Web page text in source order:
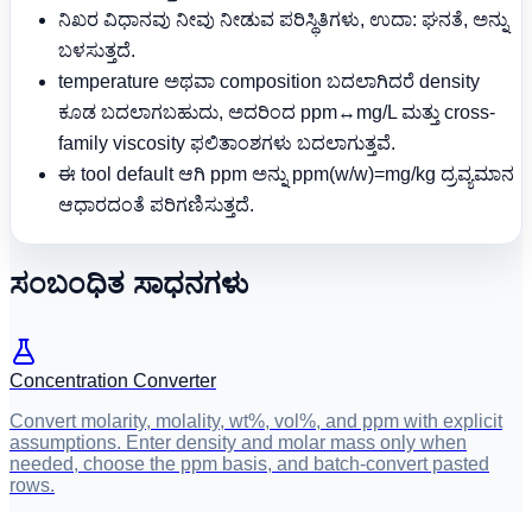
ನಿಖರ ವಿಧಾನವು ನೀವು ನೀಡುವ ಪರಿಸ್ಥಿತಿಗಳು, ಉದಾ: ಘನತೆ, ಅನ್ನು
ಬಳಸುತ್ತದೆ.
temperature ಅಥವಾ composition ಬದಲಾಗಿದರೆ density
ಕೂಡ ಬದಲಾಗಬಹುದು, ಅದರಿಂದ ppm↔mg/L ಮತ್ತು cross-
family viscosity ಫಲಿತಾಂಶಗಳು ಬದಲಾಗುತ್ತವೆ.
ಈ tool default ಆಗಿ ppm ಅನ್ನು ppm(w/w)=mg/kg ದ್ರವ್ಯಮಾನ
ಆಧಾರದಂತೆ ಪರಿಗಣಿಸುತ್ತದೆ.
ಸಂಬಂಧಿತ ಸಾಧನಗಳು
Concentration Converter
Convert molarity, molality, wt%, vol%, and ppm with explicit
assumptions. Enter density and molar mass only when
needed, choose the ppm basis, and batch-convert pasted
rows.